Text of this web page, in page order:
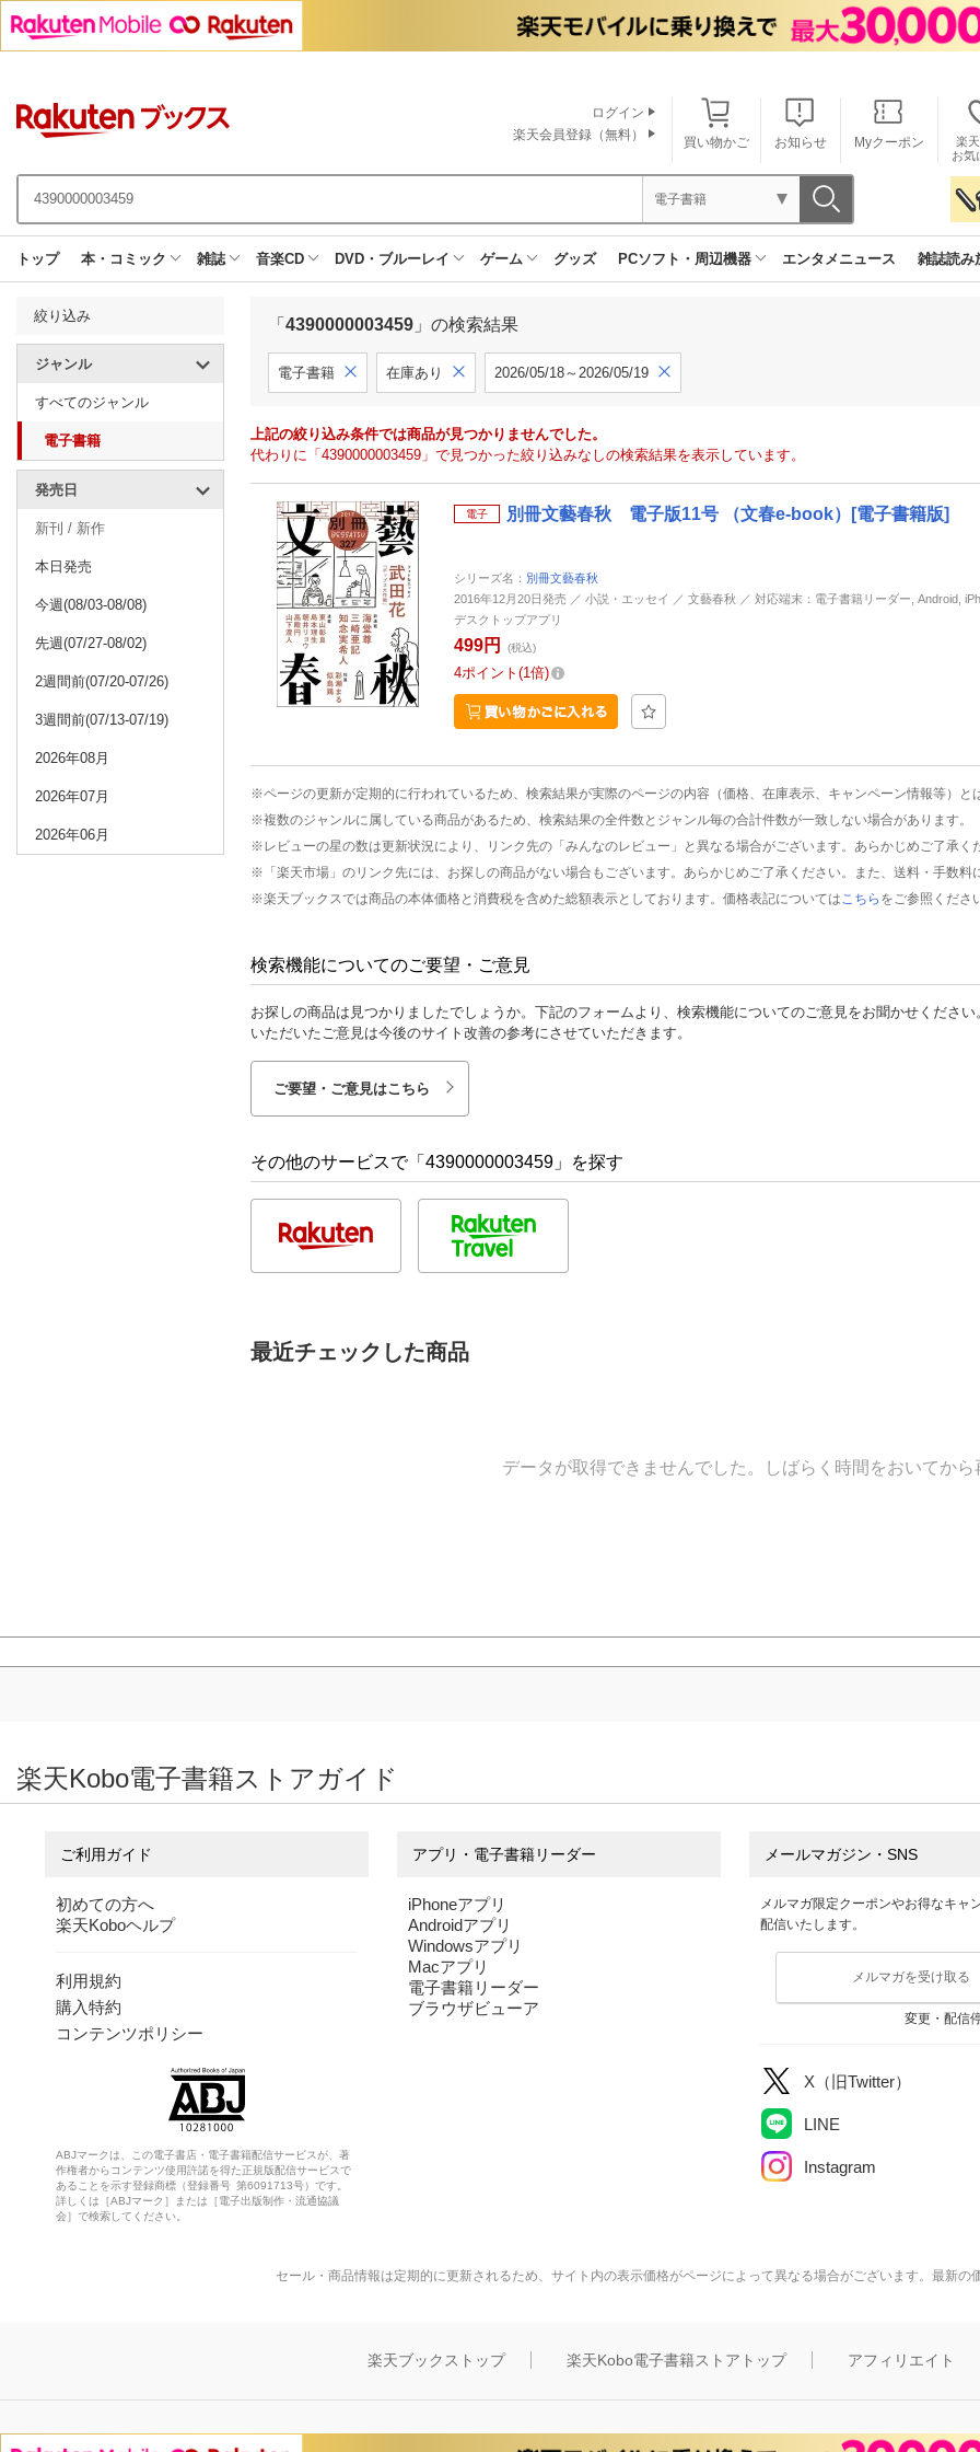
買い物かご お知らせ Myクーポン
楽
お気
ログイン
楽天会員登録（無料）
電子書籍
トップ 本・コミック 雑誌 音楽CD DVD・ブルーレイ ゲーム グッズ PCソフト・周辺機器 エンタメニュース 雑誌読み
絞り込み
ジャンル
すべてのジャンル
電子書籍
発売日
新刊 / 新作
本日発売
今週(08/03-08/08)
先週(07/27-08/02)
2週間前(07/20-07/26)
3週間前(07/13-07/19)
2026年08月
2026年07月
2026年06月
「 4390000003459 」の検索結果
電子書籍 在庫あり 2026/05/18～2026/05/19
上記の絞り込み条件では商品が見つかりませんでした。
代わりに「4390000003459」で見つかった絞り込みなしの検索結果を表示しています。
電子 別冊文藝春秋 電子版11号 （文春e-book）[電子書籍版]
シリーズ名： 別冊文藝春秋
2016年12月20日発売 ／ 小説・エッセイ ／ 文藝春秋 ／ 対応端末：電子書籍リーダー, Android,
デスクトップアプリ
499円 (税込)
4ポイント 1倍
※ページの更新が定期的に行われているため、検索結果が実際のページの内容（価格、在庫表示、キャンペーン情報等）と
※複数のジャンルに属している商品があるため、検索結果の全件数とジャンル毎の合計件数が一致しない場合があります。
※レビューの星の数は更新状況により、リンク先の「みんなのレビュー」と異なる場合がございます。あらかじめご了承く
※「楽天市場」のリンク先には、お探しの商品がない場合もございます。あらかじめご了承ください。また、送料・手数料
※楽天ブックスでは商品の本体価格と消費税を含めた総額表示としております。価格表記については こちら をご参照くださ
検索機能についてのご要望・ご意見
お探しの商品は見つかりましたでしょうか。下記のフォームより、検索機能についてのご意見をお聞かせください
いただいたご意見は今後のサイト改善の参考にさせていただきます。
ご要望・ご意見はこちら
その他のサービスで「4390000003459」を探す
最近チェックした商品
データが取得できませんでした。しばらく時間をおいてから
楽天Kobo電子書籍ストアガイド
ご利用ガイド
初めての方へ
楽天Koboヘルプ
利用規約
購入特約
コンテンツポリシー
ABJマークは、この電子書店・電子書籍配信サービスが、著
作権者からコンテンツ使用許諾を得た正規版配信サービスで
あることを示す登録商標（登録番号 第6091713号）です。
詳しくは［ABJマーク］または［電子出版制作・流通協議
会］で検索してください。
アプリ・電子書籍リーダー
iPhoneアプリ
Androidアプリ
Windowsアプリ
Macアプリ
電子書籍リーダー
ブラウザビューア
メールマガジン・SNS
メルマガ限定クーポンやお得なキャ
配信いたします。
メルマガを受け取る
変更・配信
X（旧Twitter）
LINE
Instagram
セール・商品情報は定期的に更新されるため、サイト内の表示価格がページによって異なる場合がございます。最新の
楽天ブックストップ 楽天Kobo電子書籍ストアトップ アフィリエイト